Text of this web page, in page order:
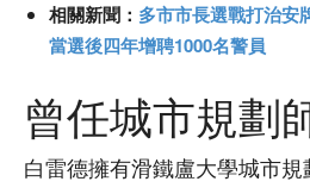
相關新聞： 多市市長選戰打治
當選後四年增聘1000名警員
曾任城市規劃
白雷德擁有滑鐵盧大學城市